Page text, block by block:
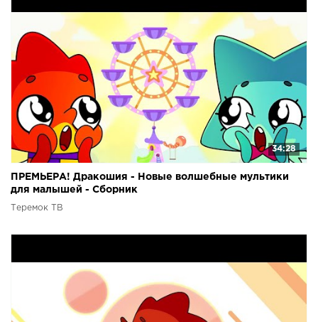
34:28
ПРЕМЬЕРА! Дракошия - Новые волшебные мультики
для малышей - Сборник
Теремок ТВ